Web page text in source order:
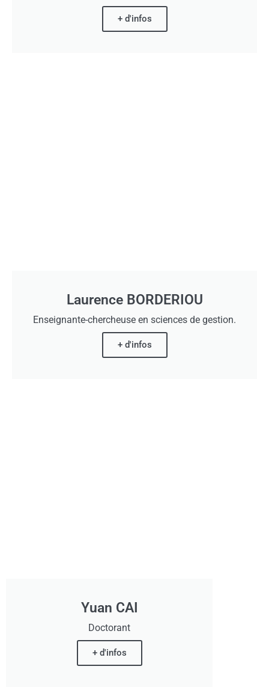
+ d'infos
Laurence BORDERIOU
Enseignante-chercheuse en sciences de gestion.
+ d'infos
Yuan CAI
Doctorant
+ d'infos